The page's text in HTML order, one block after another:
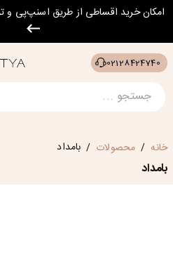
امکان خرید اقساطی از طریق اسنپ‌پی
02128424740
خانه / محصولات / بامداد
بامداد